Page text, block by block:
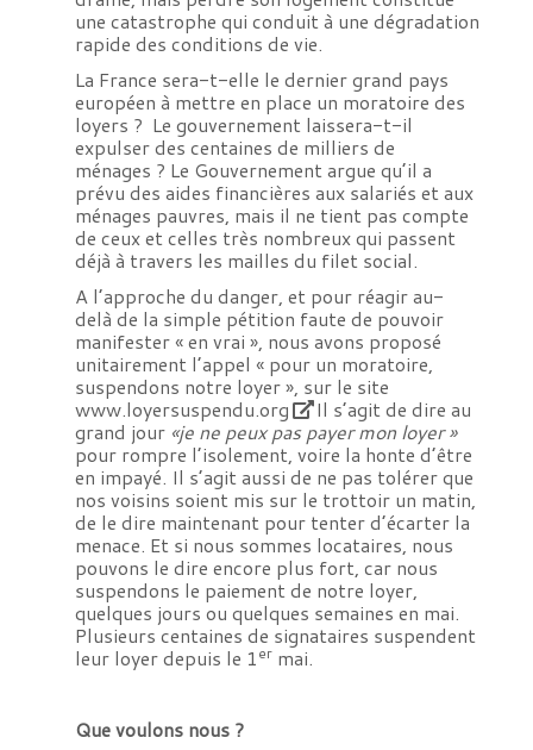
une catastrophe qui conduit à une dégradation
rapide des conditions de vie.
La France sera-t-elle le dernier grand pays
européen à mettre en place un moratoire des
loyers ? Le gouvernement laissera-t-il
expulser des centaines de milliers de
ménages ? Le Gouvernement argue qu’il a
prévu des aides financières aux salariés et aux
ménages pauvres, mais il ne tient pas compte
de ceux et celles très nombreux qui passent
déjà à travers les mailles du filet social.
A l’approche du danger, et pour réagir au-
delà de la simple pétition faute de pouvoir
manifester « en vrai », nous avons proposé
unitairement l’appel « pour un moratoire,
suspendons notre loyer », sur le site
www.loyersuspendu.org
Il s’agit de dire au
grand jour «je ne peux pas payer mon loyer »
pour rompre l’isolement, voire la honte d’être
en impayé. Il s’agit aussi de ne pas tolérer que
nos voisins soient mis sur le trottoir un matin,
de le dire maintenant pour tenter d’écarter la
menace. Et si nous sommes locataires, nous
pouvons le dire encore plus fort, car nous
suspendons le paiement de notre loyer,
quelques jours ou quelques semaines en mai.
Plusieurs centaines de signataires suspendent
leur loyer depuis le 1ermai.
Que voulons nous ?